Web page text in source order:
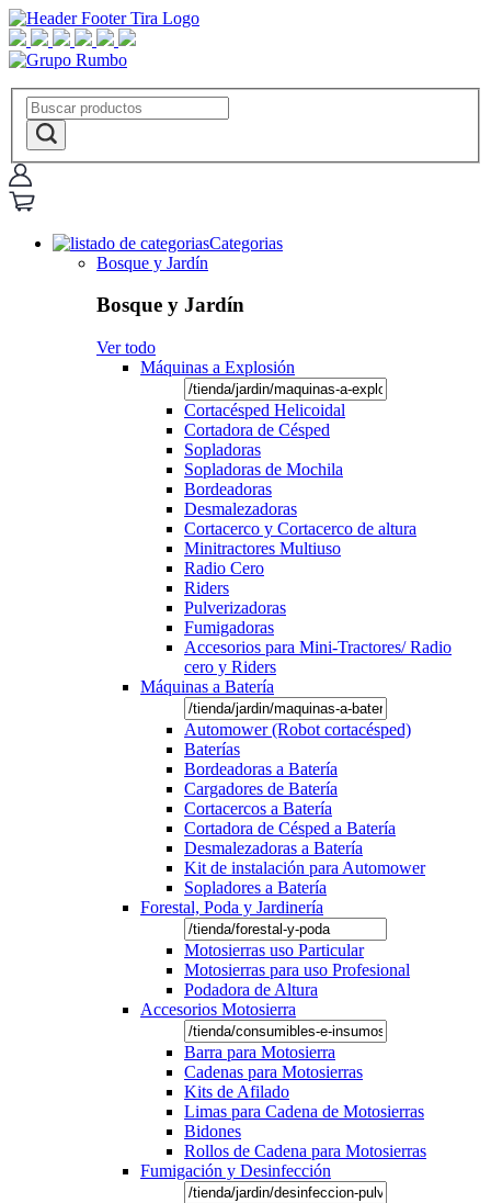
Categorias
Bosque y Jardín
Bosque y Jardín
Ver todo
Máquinas a Explosión
Cortacésped Helicoidal
Cortadora de Césped
Sopladoras
Sopladoras de Mochila
Bordeadoras
Desmalezadoras
Cortacerco y Cortacerco de altura
Minitractores Multiuso
Radio Cero
Riders
Pulverizadoras
Fumigadoras
Accesorios para Mini-Tractores/ Radio
cero y Riders
Máquinas a Batería
Automower (Robot cortacésped)
Baterías
Bordeadoras a Batería
Cargadores de Batería
Cortacercos a Batería
Cortadora de Césped a Batería
Desmalezadoras a Batería
Kit de instalación para Automower
Sopladores a Batería
Forestal, Poda y Jardinería
Motosierras uso Particular
Motosierras para uso Profesional
Podadora de Altura
Accesorios Motosierra
Barra para Motosierra
Cadenas para Motosierras
Kits de Afilado
Limas para Cadena de Motosierras
Bidones
Rollos de Cadena para Motosierras
Fumigación y Desinfección